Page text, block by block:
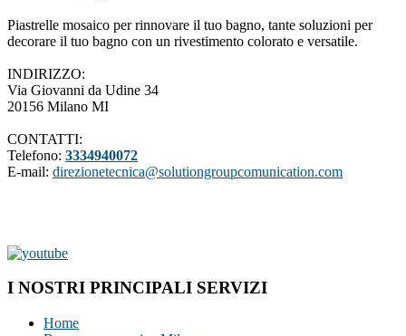
Piastrelle mosaico per rinnovare il tuo bagno, tante soluzioni per
decorare il tuo bagno con un rivestimento colorato e versatile.
INDIRIZZO:
Via Giovanni da Udine 34
20156 Milano MI
CONTATTI:
Telefono: 3334940072
E-mail: direzionetecnica@solutiongroupcomunication.com
I NOSTRI PRINCIPALI SERVIZI
Home